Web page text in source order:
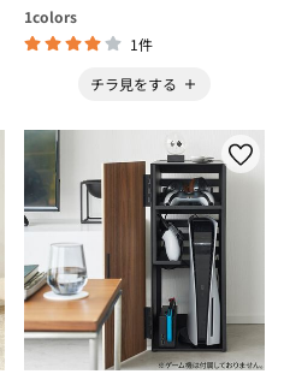
1colors
1件
チラ見をする